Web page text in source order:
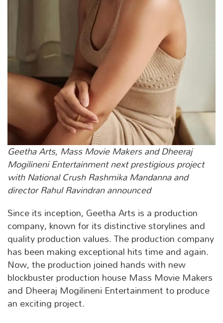
Geetha Arts, Mass Movie Makers and Dheeraj
Mogilineni Entertainment next prestigious project
with National Crush Rashmika Mandanna and
director Rahul Ravindran announced
Since its inception, Geetha Arts is a production
company, known for its distinctive storylines and
quality production values. The production company
has been making exceptional hits time and again.
Now, the production joined hands with new
blockbuster production house Mass Movie Makers
and Dheeraj Mogilineni Entertainment to produce
an exciting project.